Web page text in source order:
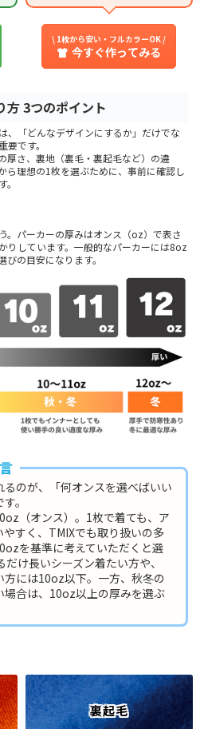
\ 1枚から安い・フルカラーOK /
今すぐ作ってみる
方 3つのポイント
、「どんなデザインにするか」だけでな
です。
厚さ、裏地（裏毛・裏起毛など）の違
ら理想の1枚を選ぶために、事前に確認し
。パーカーの厚みはオンス（oz）で表さ
りしています。一般的なパーカーには8oz
の目安になります。
のが、「何オンスを選べばいい
。
（オンス）。1枚で着ても、ア
すく、TMIXでも取り扱いの多
を基準に考えていただくと選
け長いシーズン着たい方や、
には10oz以下。一方、秋冬の
合は、10oz以上の厚みを選ぶ
裏起毛